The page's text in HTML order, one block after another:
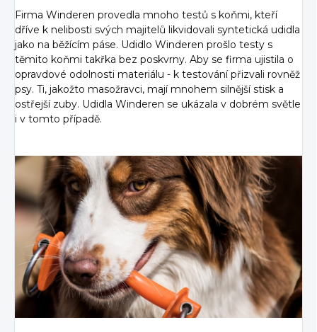
Firma Winderen provedla mnoho testů s koňmi, kteří
dříve k nelibosti svých majitelů likvidovali syntetická udidla
jako na běžícím páse. Udidlo Winderen prošlo testy s
těmito koňmi takřka bez poskvrny. Aby se firma ujistila o
opravdové odolnosti materiálu - k testování přizvali rovněž
psy. Ti, jakožto masožravci, mají mnohem silnější stisk a
ostřejší zuby. Udidla Winderen se ukázala v dobrém světle
i v tomto případě.